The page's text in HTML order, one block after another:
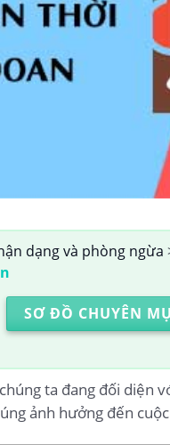
dạng và phòng ngừa
SƠ ĐỒ CHUYÊN
ta đang đối diện
ảnh hưởng đến